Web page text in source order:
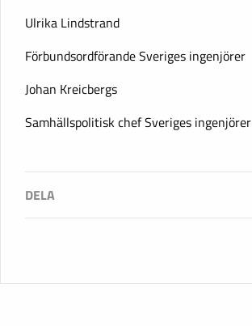
Ulrika Lindstrand
Förbundsordförande Sveriges ingenjörer
Johan Kreicbergs
Samhällspolitisk chef Sveriges ingenjörer